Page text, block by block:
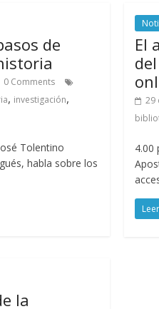
de
0 Comments
, investigación,
Tolentino
habla sobre los
El
29
4.00
la